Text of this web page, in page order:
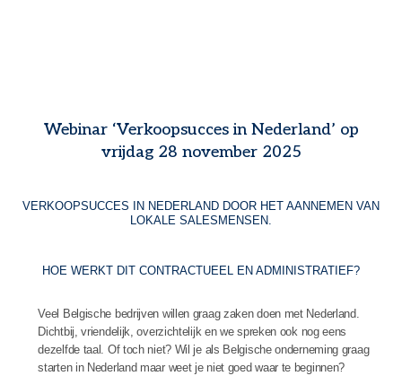
Webinar ‘Verkoopsucces in Nederland’ op
vrijdag 28 november 2025
VERKOOPSUCCES IN NEDERLAND DOOR HET AANNEMEN VAN
LOKALE SALESMENSEN.
HOE WERKT DIT CONTRACTUEEL EN ADMINISTRATIEF?
Veel Belgische bedrijven willen graag zaken doen met Nederland.
Dichtbij, vriendelijk, overzichtelijk en we spreken ook nog eens
dezelfde taal. Of toch niet? Wil je als Belgische onderneming graag
starten in Nederland maar weet je niet goed waar te beginnen?